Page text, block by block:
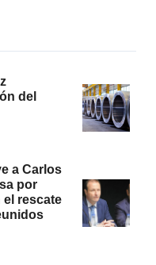
del
a Carlos
por
rescate